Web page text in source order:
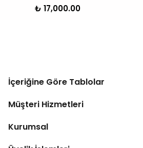
₺ 17,000.00
İçeriğine Göre Tablolar
Müşteri Hizmetleri
Kurumsal